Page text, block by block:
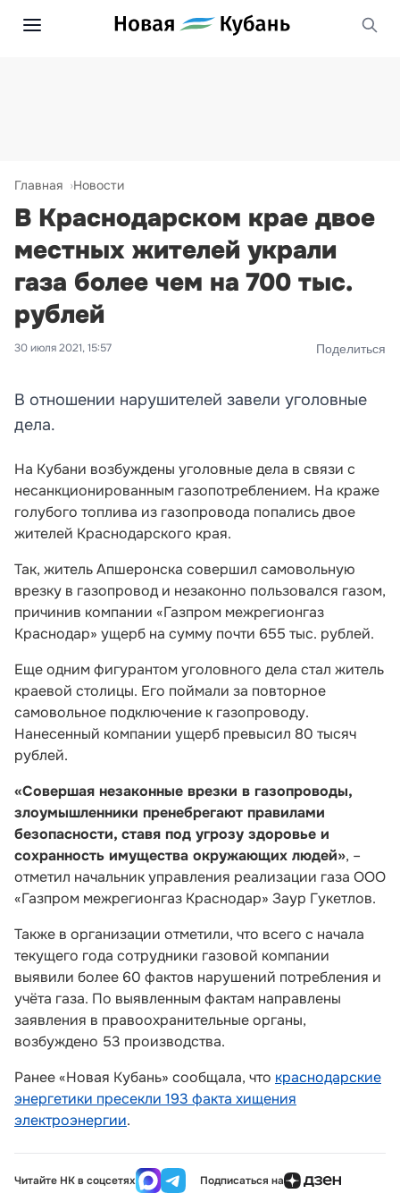
Главная Новости
В Краснодарском крае двое
местных жителей украли
газа более чем на 700 тыс.
рублей
30 июля 2021, 15:57 Поделиться
В отношении нарушителей завели уголовные
дела.
На Кубани возбуждены уголовные дела в связи с
несанкционированным газопотреблением. На краже
голубого топлива из газопровода попались двое
жителей Краснодарского края.
Так, житель Апшеронска совершил самовольную
врезку в газопровод и незаконно пользовался газом,
причинив компании «Газпром межрегионгаз
Краснодар» ущерб на сумму почти 655 тыс. рублей.
Еще одним фигурантом уголовного дела стал житель
краевой столицы. Его поймали за повторное
самовольное подключение к газопроводу.
Нанесенный компании ущерб превысил 80 тысяч
рублей.
«Совершая незаконные врезки в газопроводы,
злоумышленники пренебрегают правилами
безопасности, ставя под угрозу здоровье и
сохранность имущества окружающих людей», –
отметил начальник управления реализации газа ООО
«Газпром межрегионгаз Краснодар» Заур Гукетлов.
Также в организации отметили, что всего с начала
текущего года сотрудники газовой компании
выявили более 60 фактов нарушений потребления и
учёта газа. По выявленным фактам направлены
заявления в правоохранительные органы,
возбуждено 53 производства.
Ранее «Новая Кубань» сообщала, что краснодарские
энергетики пресекли 193 факта хищения
электроэнергии.
Читайте НК в соцсетях Подписаться на